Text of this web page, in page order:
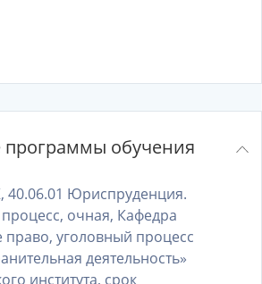
программы обучения
Юриспруденция.
очная, Кафедра
право, уголовный процесс
деятельность»
института, срок